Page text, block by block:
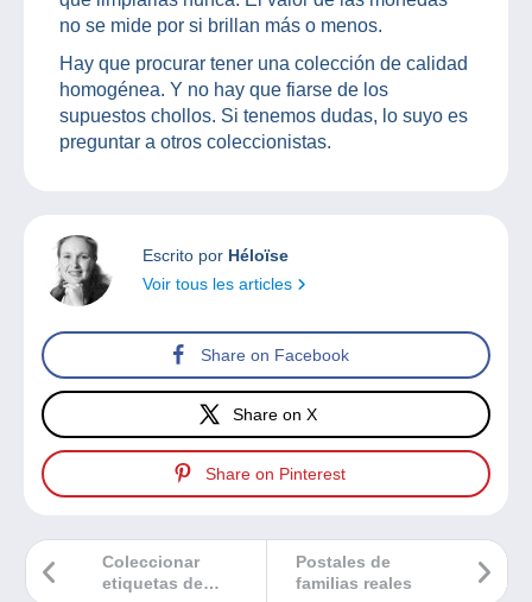
no se mide por si brillan más o menos.
Hay que procurar tener una colección de calidad
homogénea. Y no hay que fiarse de los
supuestos chollos. Si tenemos dudas, lo suyo es
preguntar a otros coleccionistas.
Escrito por Héloïse
Voir tous les articles
Share on Facebook
Share on X
Share on Pinterest
Postales de
familias reales
Coleccionar
etiquetas de